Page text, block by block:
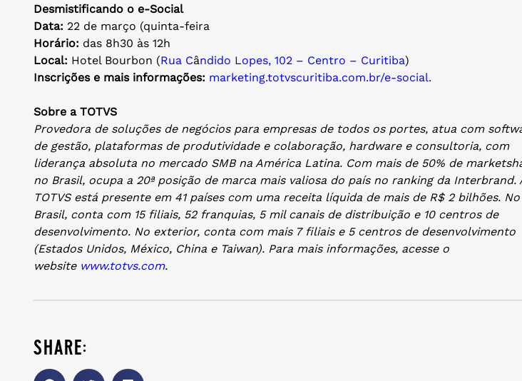
Desmistificando o e-Social
Data: 22 de março (quinta-feira
Horário: das 8h30 às 12h
Local: Hotel Bourbon (Rua Cândido Lopes, 102 – Centro – Curitiba)
Inscrições e mais informações: marketing.totvscuritiba.com.br/e-social.
Sobre a TOTVS
Provedora de soluções de negócios para empresas de todos os portes, atua com
de gestão, plataformas de produtividade e colaboração, hardware e consultoria, com
liderança absoluta no mercado SMB na América Latina. Com mais de 50% de
no Brasil, ocupa a 20ª posição de marca mais valiosa do país no ranking da Interbrand.
TOTVS está presente em 41 países com uma receita líquida de mais de R$ 2 bilhões. No
Brasil, conta com 15 filiais, 52 franquias, 5 mil canais de distribuição e 10 centros de
desenvolvimento. No exterior, conta com mais 7 filiais e 5 centros de desenvolvimento
(Estados Unidos, México, China e Taiwan). Para mais informações, acesse o
website www.totvs.com.
share: